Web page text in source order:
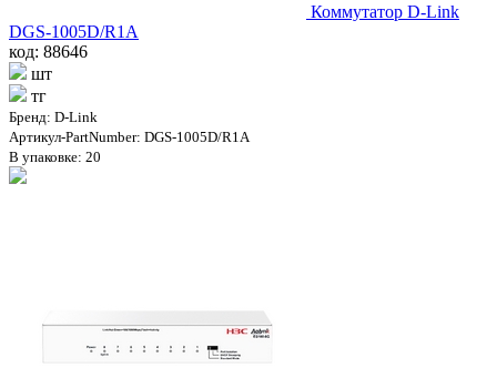
Коммутатор D-Link
DGS-1005D/R1A
код: 88646
шт
тг
Бренд: D-Link
Артикул-PartNumber: DGS-1005D/R1A
В упаковке: 20